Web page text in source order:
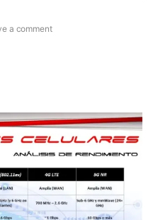
a comment